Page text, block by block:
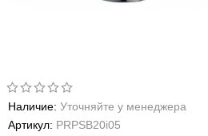
Наличие: Уточняйте у менеджера
Артикул: PRPSB20i05